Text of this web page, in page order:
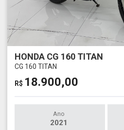
HONDA CG 160 TITAN
CG 160 TITAN
R$ 18.900,00
Ano
2021